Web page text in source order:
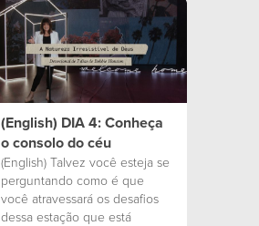
(English) DIA 4: Conheça
o consolo do céu
(English) Talvez você esteja se
perguntando como é que
você atravessará os desafios
dessa estação que está